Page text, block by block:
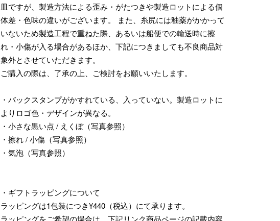
皿ですが、製造方法による歪み・がたつきや製造ロットによる個
体差・色味の違いがございます。 また、糸尻には釉薬がかかって
いないため製造工程で重ねた際、あるいは船便での輸送時に擦
れ・小傷が入る場合があるほか、下記につきましても不良商品対
象外とさせていただきます。
ご購入の際は、了承の上、ご検討をお願いいたします。
・バックスタンプがかすれている、入っていない。製造ロットに
よりロゴ色・デザインが異なる。
・小さな黒い点 / えくぼ（写真参照）
・擦れ / 小傷（写真参照）
・気泡（写真参照）
・ギフトラッピングについて
ラッピングは1包装につき¥440（税込）にて承ります。
ラッピングをご希望の場合は、下記リンク商品ページの記載内容